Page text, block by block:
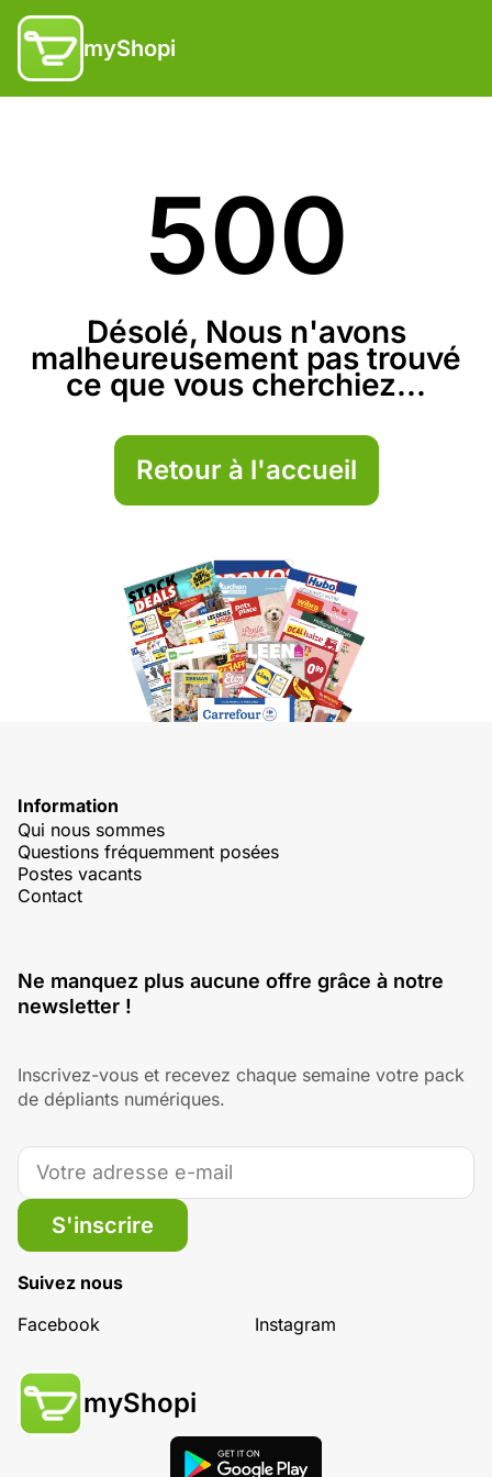
myShopi
500
Désolé, Nous n'avons
malheureusement pas trouvé
ce que vous cherchiez...
Retour à l'accueil
Information
Qui nous sommes
Questions fréquemment posées
Postes vacants
Contact
Ne manquez plus aucune offre grâce à notre
newsletter !
Inscrivez-vous et recevez chaque semaine votre pack
de dépliants numériques.
S'inscrire
Suivez nous
Facebook
Instagram
myShopi